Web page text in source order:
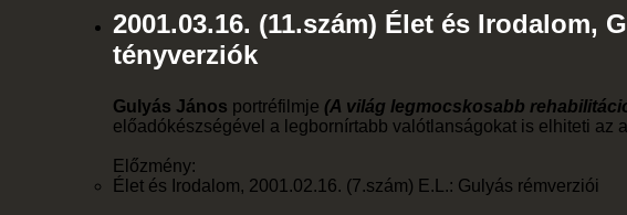
2001.03.16. (11.szám) Élet és Irodalom,
tényverziók
Gulyás János portréfilmje (A világ legmocskosabb
előadókészségével a legbornírtabb valótlanságokat is elhiteti az
Előzmény:
Élet és Irodalom, 2001.02.16. (7.szám) E.L.: Gulyás rémverziói